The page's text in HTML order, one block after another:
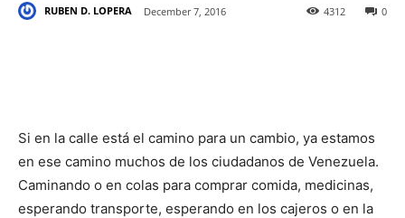
RUBEN D. LOPERA December 7, 2016 0
4312
Si en la calle está el camino para un cambio, ya estamos
en ese camino muchos de los ciudadanos de Venezuela.
Caminando o en colas para comprar comida, medicinas,
esperando transporte, esperando en los cajeros o en la